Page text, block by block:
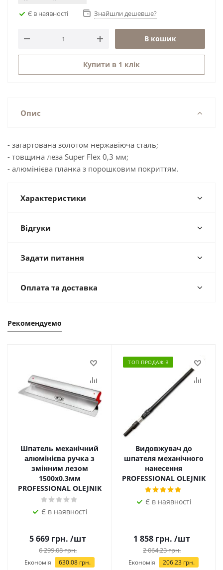
Є в наявності Знайшли дешевше?
В кошик
Купити в 1 клік
Опис
- загартована золотом нержавіюча сталь;
- товщина леза Super Flex 0,3 мм;
- алюмінієва планка з порошковим покриттям.
Характеристики
Відгуки
Задати питання
Оплата та доставка
Рекомендуємо
Шпатель механічний
алюмінієва ручка з
змінним лезом
1500х0.3мм
PROFESSIONAL OLEJNIK
Є в наявності
5 669 грн. /шт
6 299.08грн.
Економія 630.08 грн.
ТОП ПРОДАЖІВ
Видовжувач до
шпателя механічного
нанесення
PROFESSIONAL OLEJNIK
Є в наявності
1 858 грн. /шт
2 064.23грн.
Економія 206.23 грн.